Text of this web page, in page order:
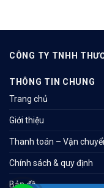
CÔNG TY TNHH
THÔNG TIN CHUNG
Trang chủ
Giới thiệu
Thanh toán – Vận
Chính sách & quy định
Bản đồ